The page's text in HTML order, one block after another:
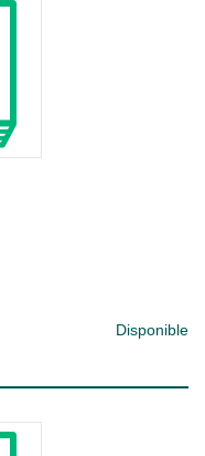
Disponible